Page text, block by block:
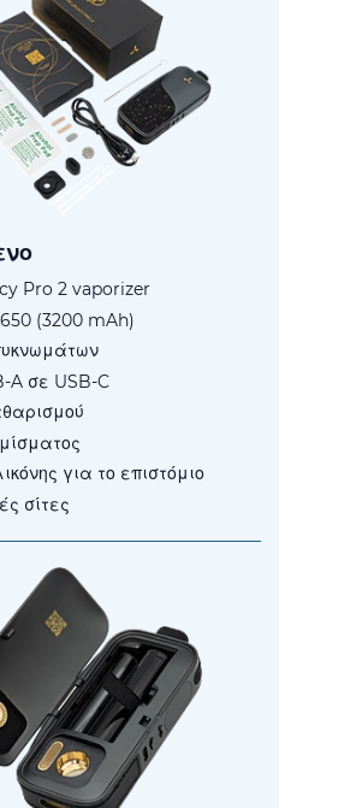
Pro 2 vaporizer
(3200 mAh)
A σε USB-C
για το επιστόμιο
σίτες